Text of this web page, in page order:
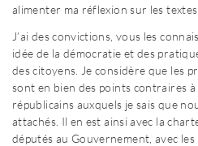
alimenter ma réflexion sur les textes
J’ai des convictions, vous les
idée de la démocratie et des
des citoyens. Je considère que les
sont en bien des points contraires
républicains auxquels je sais que
attachés. Il en est ainsi avec la
députés au Gouvernement, avec